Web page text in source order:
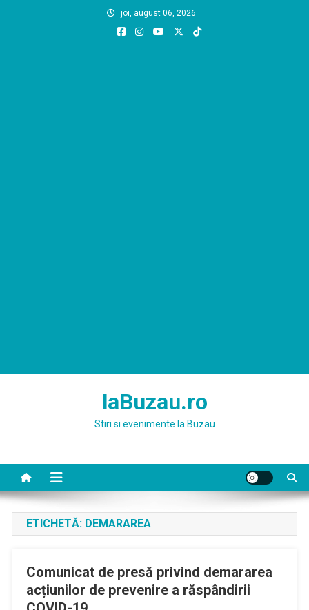
joi, august 06, 2026
laBuzau.ro
Stiri si evenimente la Buzau
ETICHETĂ: DEMARAREA
Comunicat de presă privind demararea
acțiunilor de prevenire a răspândirii